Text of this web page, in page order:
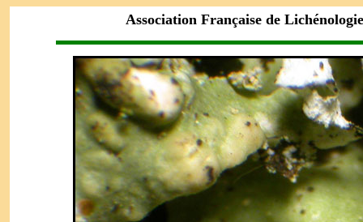
Association Française de Lichénologie